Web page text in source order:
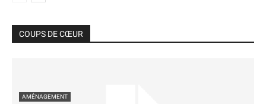
COUPS DE CŒUR
AMÉNAGEMENT